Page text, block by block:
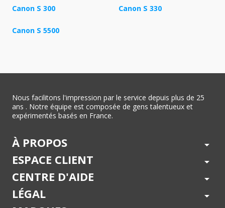
Canon S 300 Canon S 330
Canon S 5500
Nous facilitons l'impression par le service depuis plus de 25
ans . Notre équipe est composée de gens talentueux et
expérimentés basés en France.
À PROPOS arrow_drop_down
ESPACE CLIENT arrow_drop_down
CENTRE D'AIDE arrow_drop_down
LÉGAL arrow_drop_down